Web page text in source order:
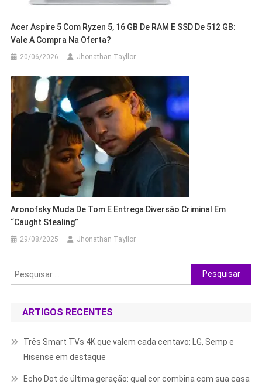
Acer Aspire 5 Com Ryzen 5, 16 GB De RAM E SSD De 512 GB:
Vale A Compra Na Oferta?
20/06/2026 Jhonathan Tayllor
Aronofsky Muda De Tom E Entrega Diversão Criminal Em
“Caught Stealing”
29/08/2025 Jhonathan Tayllor
Pesquisar
por:
ARTIGOS RECENTES
Três Smart TVs 4K que valem cada centavo: LG, Semp e
Hisense em destaque
Echo Dot de última geração: qual cor combina com sua casa